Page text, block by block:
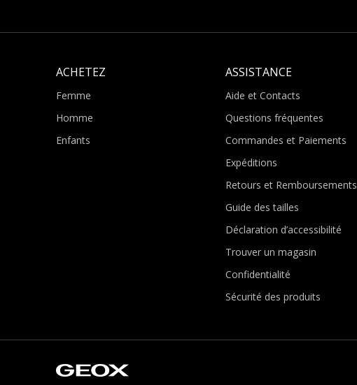
ACHETEZ
Femme
Homme
Enfants
ASSISTANCE
Aide et Contacts
Questions fréquentes
Commandes et Paiements
Expéditions
Retours et Remboursements
Guide des tailles
Déclaration d’accessibilité
Trouver un magasin
Confidentialité
Sécurité des produits